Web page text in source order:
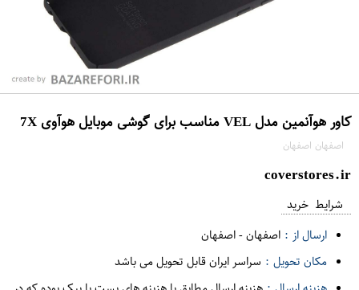
کاور هوآنمین مدل VEL مناسب برای گوشی موبایل هوآوی 7X
اصفهان اصفهان
coverstores.ir
شرایط خرید
ارسال از : اصفهان-اصفهان
مکان تحویل : سراسر ایران قابل تحویل می باشد